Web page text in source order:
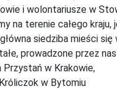
i wolontariusze w
na terenie całego
siedziba mieści
prowadzone przez
Przystań w Krakowie,
w Bytomiu